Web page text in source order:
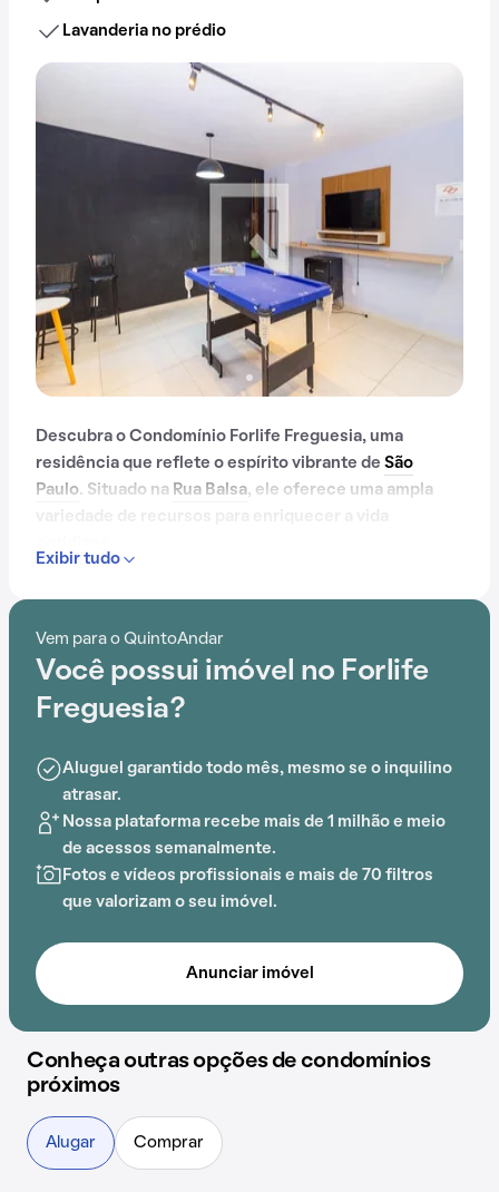
Lavanderia no prédio
Descubra o Condomínio Forlife Freguesia, uma
residência que reflete o espírito vibrante de São
Paulo. Situado na Rua Balsa, ele oferece uma ampla
Com portaria 24 horas, elevador, academia, salão de
prédio, o Condomínio Forlife Freguesia é ideal para
quem busca conforto e entretenimento.
Califórnia, Escola Estadual Manual da Nóbrega,
Colégio Nova Dimensão, Colégio Cecília Brandão e
Colégio Rosati adiciona praticidade a essa
experiência.
Exibir tudo
Vem para o QuintoAndar
Você possui imóvel no Forlife
Freguesia?
Aluguel garantido todo mês, mesmo se o inquilino
atrasar.
Nossa plataforma recebe mais de 1 milhão e meio
de acessos semanalmente.
Fotos e vídeos profissionais e mais de 70 filtros
que valorizam o seu imóvel.
Anunciar imóvel
Conheça outras opções de condomínios
próximos
Alugar Comprar